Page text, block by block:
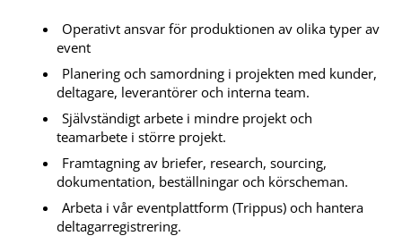
Operativt ansvar för produktionen av olika typer av
event
Planering och samordning i projekten med kunder,
deltagare, leverantörer och interna team.
Självständigt arbete i mindre projekt och
teamarbete i större projekt.
Framtagning av briefer, research, sourcing,
dokumentation, beställningar och körscheman.
Arbeta i vår eventplattform (Trippus) och hantera
deltagarregistrering.